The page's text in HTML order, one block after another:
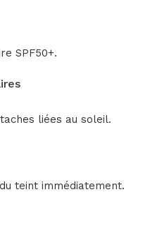
SPF50+.
liées au soleil.
teint immédiatement.